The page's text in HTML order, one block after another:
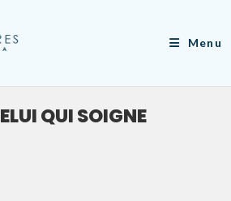
Menu
QUI SOIGNE